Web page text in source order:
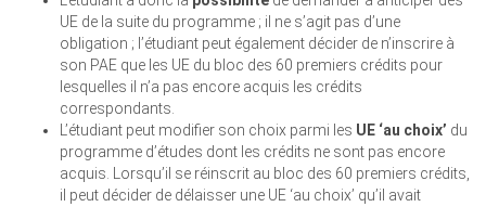
UE de la suite du programme ; il ne s’agit pas d’une
obligation ; l’étudiant peut également décider de n’inscrire à
son PAE que les UE du bloc des 60 premiers crédits pour
lesquelles il n’a pas encore acquis les crédits
correspondants.
L’étudiant peut modifier son choix parmi les UE ‘au choix’ du
programme d’études dont les crédits ne sont pas encore
acquis. Lorsqu’il se réinscrit au bloc des 60 premiers crédits,
il peut décider de délaisser une UE ‘au choix’ qu’il avait